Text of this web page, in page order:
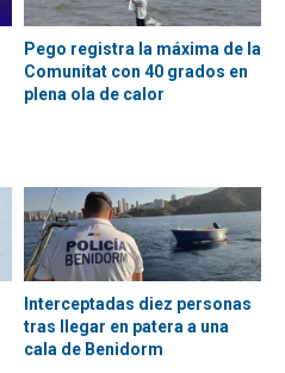
Pego registra la máxima de la
Comunitat con 40 grados en
plena ola de calor
Interceptadas diez personas
tras llegar en patera a una
cala de Benidorm